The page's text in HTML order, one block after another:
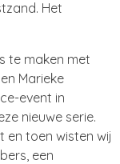
Het
te maken met
Marieke
event in
nieuwe serie.
en toen wisten wij
een